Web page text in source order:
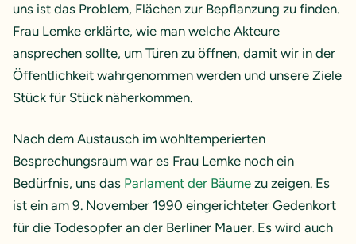
uns ist das Problem, Flächen zur Bepflanzung zu finden.
Frau Lemke erklärte, wie man welche Akteure
ansprechen sollte, um Türen zu öffnen, damit wir in der
Öffentlichkeit wahrgenommen werden und unsere Ziele
Stück für Stück näherkommen.
Nach dem Austausch im wohltemperierten
Besprechungsraum war es Frau Lemke noch ein
Bedürfnis, uns das Parlament der Bäume zu zeigen. Es
ist ein am 9. November 1990 eingerichteter Gedenkort
für die Todesopfer an der Berliner Mauer. Es wird auch